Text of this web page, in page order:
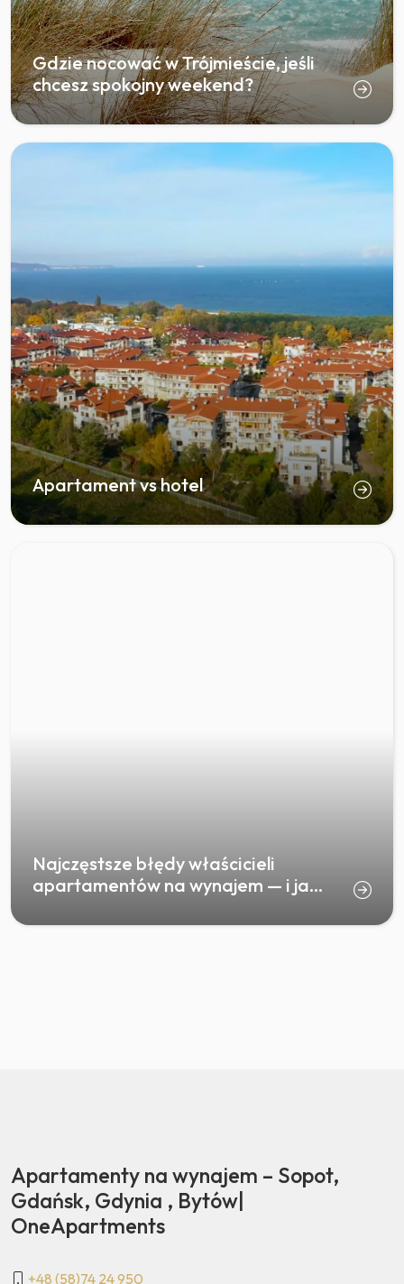
Gdzie nocować w Trójmieście, jeśli
chcesz spokojny weekend?
Apartament vs hotel
Najczęstsze błędy właścicieli
apartamentów na wynajem — i ja...
Apartamenty na wynajem – Sopot,
Gdańsk, Gdynia , Bytów|
OneApartments
+48 (58)74 24 950